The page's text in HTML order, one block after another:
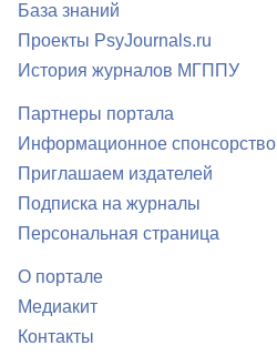
База знаний
Проекты PsyJournals.ru
История журналов МГППУ
Партнеры портала
Информационное спонсорство
Приглашаем издателей
Подписка на журналы
Персональная страница
О портале
Медиакит
Контакты